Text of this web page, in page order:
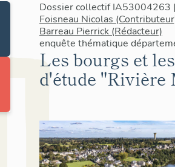
Dossier collectif IA53004263
Foisneau Nicolas
Barreau Pierrick (Rédacteur)
enquête thématique
Les bourgs et
d'étude "Rivière